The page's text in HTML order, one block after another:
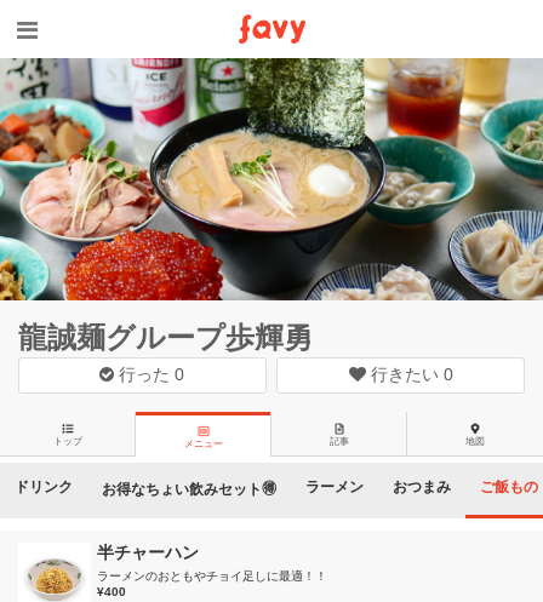
龍誠麺グループ歩輝勇
行った0 行きたい 0
トップ メニュー 記事 地図
ドリンク お得なちょい飲みセット🉐 ラーメン おつまみ ご飯もの
半チャーハン
ラーメンのおともやチョイ足しに最適！！
¥400